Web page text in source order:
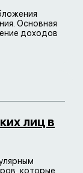
Основная
доходов
лиц в
которые